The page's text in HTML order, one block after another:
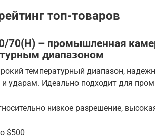
топ-товаров
70(Н) – промышленная
диапазоном
температурный диапазон,
ударам. Идеально подходит для
низкое разрешение,
$500